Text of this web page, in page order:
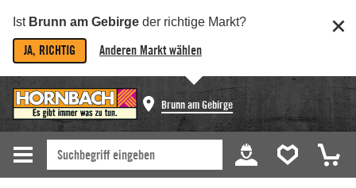
Ist Brunn am Gebirge der richtige Markt?
JA, RICHTIG Anderen Markt wählen
Brunn am Gebirge